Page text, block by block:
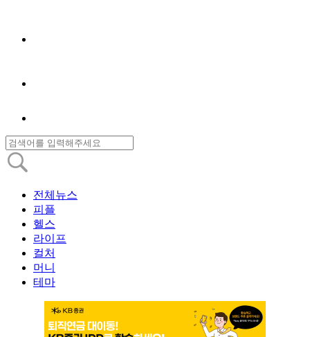
전체뉴스
피플
헬스
라이프
컬처
머니
테마